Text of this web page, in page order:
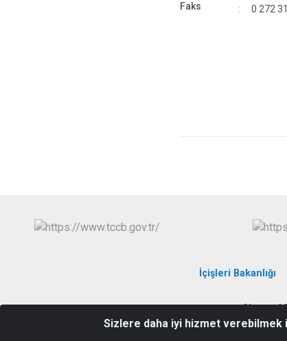
Faks
0 272
İçişleri Bakanlığı
Akpınar
Sizlere daha iyi hizmet